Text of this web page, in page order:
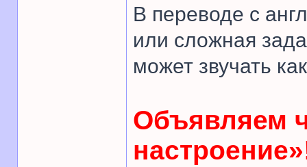
В переводе с
или сложная
может звучать
Объявляем